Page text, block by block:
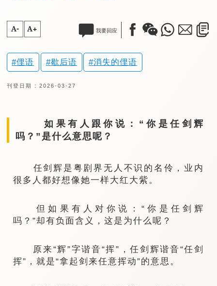
A- A+ 我要回应
俚语 歇后语 消失的俚语
刊登日期 : 2026-03-27
如果有人跟你说：“你是任剑辉
吗？”是什么意思呢？
任剑辉是粤剧界无人不识的名伶，业内
很多人都好想像她一样大红大紫。
但如果有人对你说：“你是任剑辉
吗？”却有负面含义，这是为什么呢？
原来“辉”字谐音“挥”，任剑辉谐音“任剑
挥”，就是“拿起剑来任意挥动”的意思。